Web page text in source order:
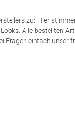
zu: Hier
Alle bestellten
Fragen einfach unser